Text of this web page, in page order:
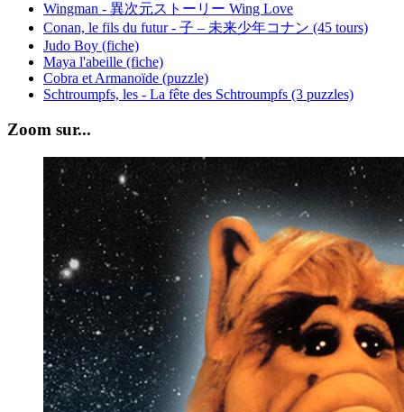
Wingman - 異次元ストーリー Wing Love
Conan, le fils du futur - 子 – 未来少年コナン (45 tours)
Judo Boy (fiche)
Maya l'abeille (fiche)
Cobra et Armanoïde (puzzle)
Schtroumpfs, les - La fête des Schtroumpfs (3 puzzles)
Zoom sur...